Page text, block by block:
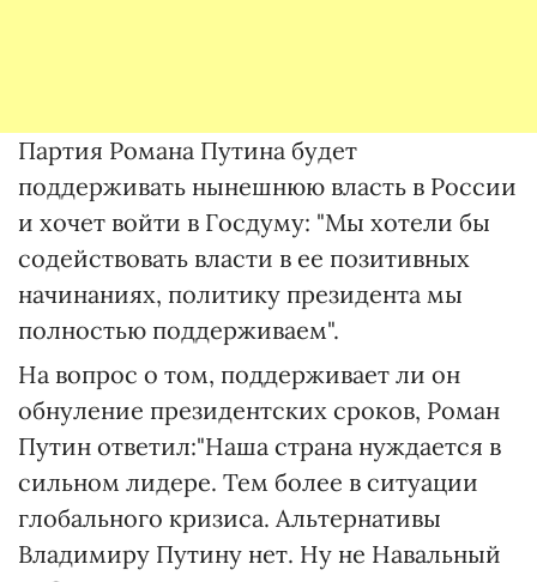
Партия Романа Путина будет
поддерживать нынешнюю власть в России
и хочет войти в Госдуму: "Мы хотели бы
содействовать власти в ее позитивных
начинаниях, политику президента мы
полностью поддерживаем".
На вопрос о том, поддерживает ли он
обнуление президентских сроков, Роман
Путин ответил:"Наша страна нуждается в
сильном лидере. Тем более в ситуации
глобального кризиса. Альтернативы
Владимиру Путину нет. Ну не Навальный